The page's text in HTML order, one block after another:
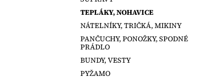
TEPLÁKY, NOHAVICE
NÁTELNÍKY, TRIČKÁ, MIKINY
PANČUCHY, PONOŽKY, SPODNÉ
PRÁDLO
BUNDY, VESTY
PYŽAMO
RUKÁVOM
€22